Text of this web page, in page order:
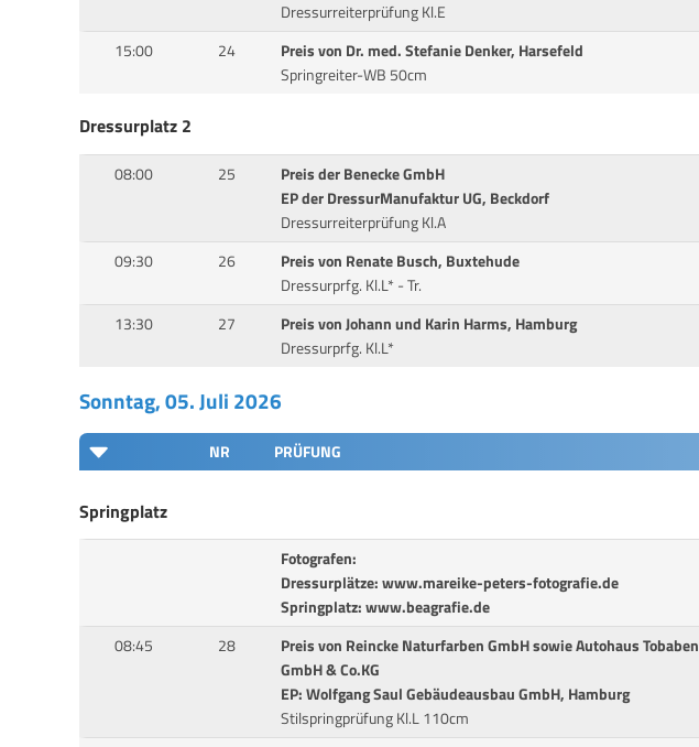
Dressurreiterprüfung Kl.E
15:00 24
Preis von Dr. med. Stefanie Denker, Harsefeld
Springreiter-WB 50cm
Dressurplatz 2
08:00 25
Preis der Benecke GmbH
EP der DressurManufaktur UG, Beckdorf
Dressurreiterprüfung Kl.A
09:30 26
Preis von Renate Busch, Buxtehude
Dressurprfg. Kl.L* - Tr.
13:30 27
Preis von Johann und Karin Harms, Hamburg
Dressurprfg. Kl.L*
Sonntag, 05. Juli 2026
NR PRÜFUNG
Springplatz
Fotografen:
Dressurplätze: www.mareike-peters-fotografie.de
Springplatz: www.beagrafie.de
08:45
28
Preis von Reincke Naturfarben GmbH sowie Autohaus Tobaben
GmbH & Co.KG
EP: Wolfgang Saul Gebäudeausbau GmbH, Hamburg
Stilspringprüfung Kl.L 110cm